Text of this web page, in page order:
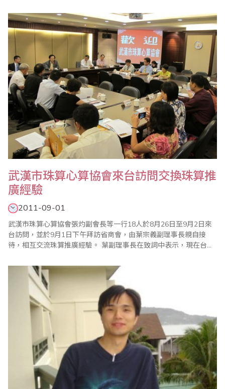
岸珠算學術交流會暨少年珠算觀摩聯誼賽後，也陸陸續續在兩岸各
項交流活動中相互交換推廣心得，至今已超過10年，見到各位就像
見到老朋友一樣親切，非常..
武漢市珠算心算協會來台訪問交換珠算推
廣經驗
2011-09-01
武漢市珠算心算協會張灼副會長等一行18人於8月26日至9月2日來
台訪問，並於9月1日下午拜訪省商會，由葉宗義副理事長親自接
待，相互交流珠算推廣經驗。 葉副理事長在致詞中表示，現在台灣
對較高，是社會要重視的問題，若透過珠心算的學習，刺激腦細胞
的活動，會是預防老年失智症的的方法之一，在7月31日台灣省商業
會舉辦的慶祝世界珠..